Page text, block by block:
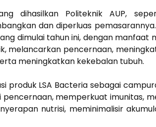
dihasilkan Politeknik AUP,
dan diperluas
dimulai tahun ini, dengan manfaat
melancarkan pencernaan,
meningkatkan kekebalan tubuh.
produk LSA Bacteria sebagai
memperkuat imunitas,
nutrisi, meminimalisir